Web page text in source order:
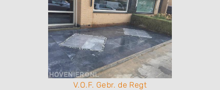
V.O.F. Gebr. de Regt